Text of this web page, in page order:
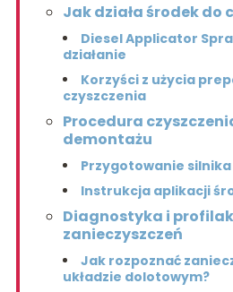
Jak działa środek do
Diesel Applicator
działanie
Korzyści z użycia
czyszczenia
Procedura
demontażu
Przygotowanie
Instrukcja aplikacji
Diagnostyka i
zanieczyszczeń
Jak rozpoznać
układzie dolotowym?